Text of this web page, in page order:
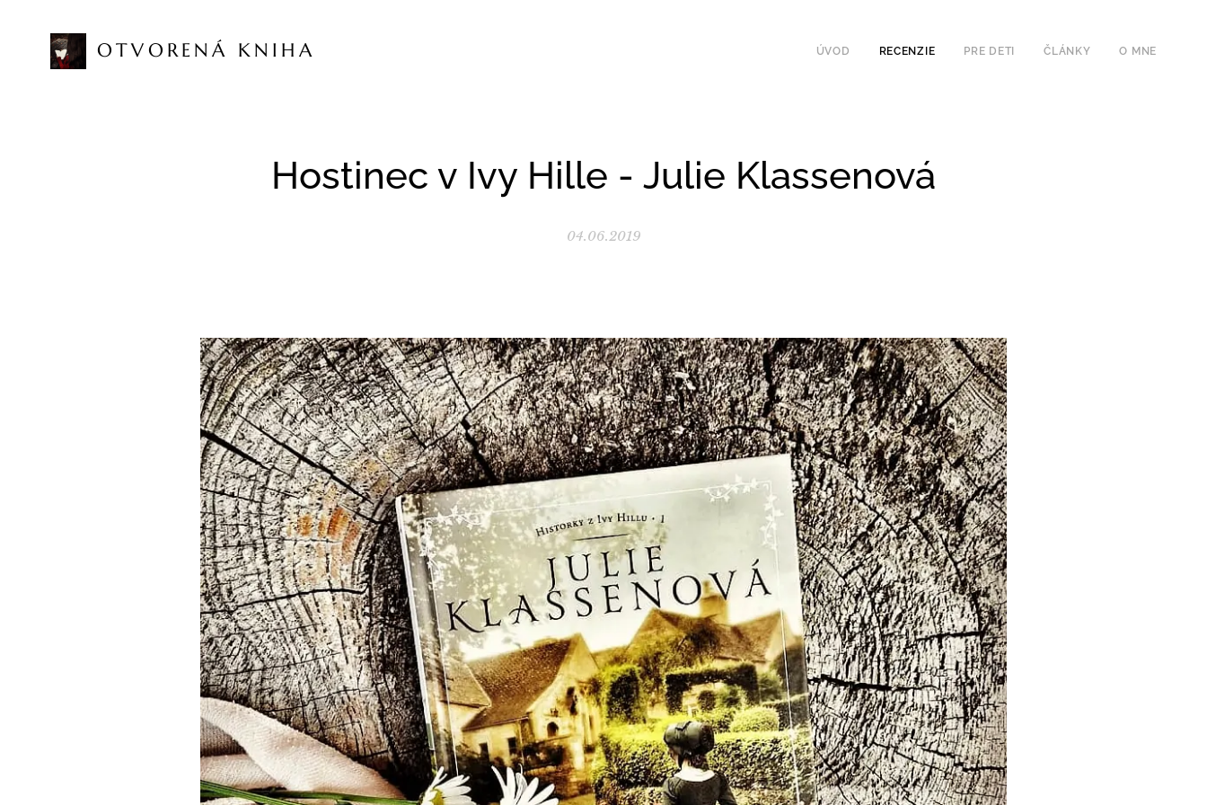
OTVORENÁ KNIHA ÚVOD RECENZIE PRE DETI ČLÁNKY O MNE
Hostinec v Ivy Hille - Julie Klassenová
04.06.2019